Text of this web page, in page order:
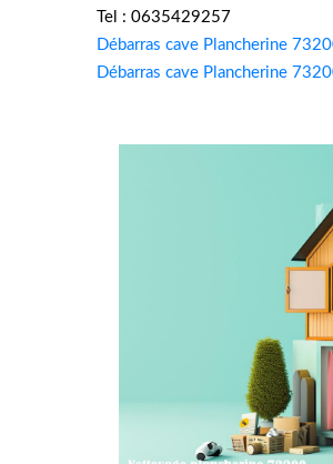
Tel : 0635429257
Débarras cave Plancherine
Débarras cave Plancherine